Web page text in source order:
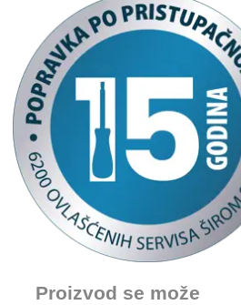
Proizvod se može